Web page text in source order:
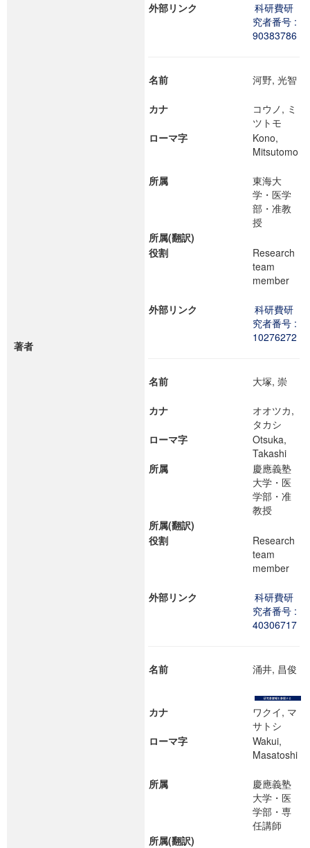
著者
外部リンク
科研費研
究者番号 :
90383786
名前 河野, 光智
カナ
コウノ, ミ
ツトモ
ローマ字
Kono,
Mitsutomo
所属
東海大
学・医学
部・准教
授
所属(翻訳)
役割
Research
team
member
外部リンク
科研費研
究者番号 :
10276272
名前 大塚, 崇
カナ
オオツカ,
タカシ
ローマ字
Otsuka,
Takashi
所属
慶應義塾
大学・医
学部・准
教授
所属(翻訳)
役割
Research
team
member
外部リンク
科研費研
究者番号 :
40306717
名前 涌井, 昌俊
カナ
ワクイ, マ
サトシ
ローマ字
Wakui,
Masatoshi
所属
慶應義塾
大学・医
学部・専
任講師
所属(翻訳)